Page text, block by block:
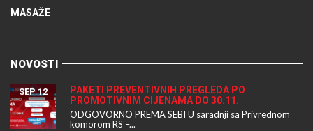
MASAŽE
NOVOSTI
PAKETI PREVENTIVNIH PREGLEDA PO
PROMOTIVNIM CIJENAMA DO 30.11.
SEP 12
ODGOVORNO PREMA SEBI U saradnji sa Privrednom
komorom RS –...